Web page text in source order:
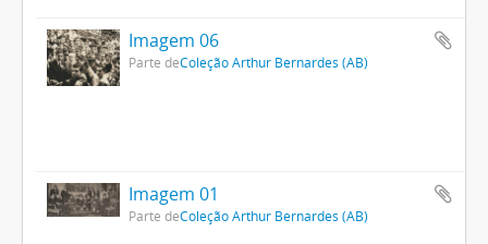
Imagem 06
Parte deColeção Arthur Bernardes (AB)
Imagem 01
Parte deColeção Arthur Bernardes (AB)